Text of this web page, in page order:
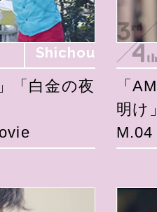
Shichou
「白金の夜
「
明け